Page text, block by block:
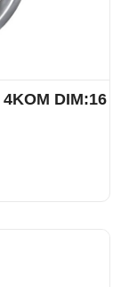
DIM:16